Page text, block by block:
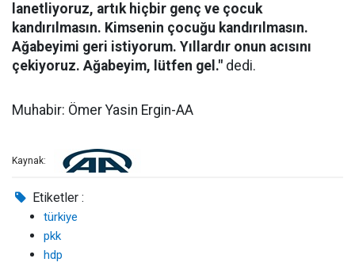
lanetliyoruz, artık hiçbir genç ve çocuk
kandırılmasın. Kimsenin çocuğu kandırılmasın.
Ağabeyimi geri istiyorum. Yıllardır onun acısını
çekiyoruz. Ağabeyim, lütfen gel." dedi.
Muhabir: Ömer Yasin Ergin-AA
Kaynak:
Etiketler :
türkiye
pkk
hdp